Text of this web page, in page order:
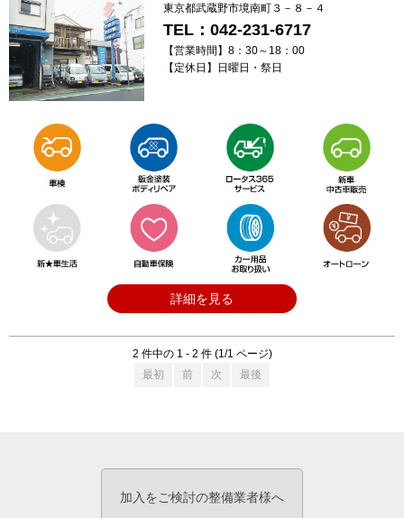
東京都武蔵野市境南町３－８－４
TEL：042-231-6717
【営業時間】8：30～18：00
【定休日】
日曜日・祭日
詳細を見る
2 件中の 1 - 2 件 (1/1 ページ)
最初
前 次 最後
加入をご検討の整備業者様へ